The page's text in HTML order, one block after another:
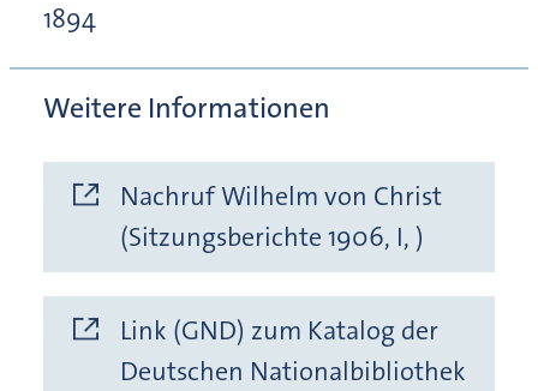
1894
Weitere Informationen
Nachruf Wilhelm von Christ
(Sitzungsberichte 1906, I, )
Link (GND) zum Katalog der
Deutschen Nationalbibliothek